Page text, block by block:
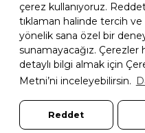
çerez kullanıyoruz.
tıklaman halinde tercih ve
yönelik sana özel bir
sunamayacağız. Çerezler
detaylı bilgi almak için
Metni’ni inceleyebilirsin.
Reddet
© 2026 Ketebe Tüm
7308052261181544